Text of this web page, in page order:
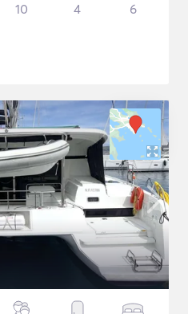
10 4 6